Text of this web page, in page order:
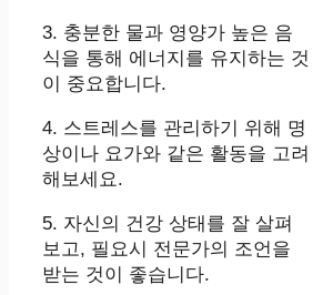
3. 충분한 물과 영양가 높은 음
식을 통해 에너지를 유지하는 것
이 중요합니다.
4. 스트레스를 관리하기 위해 명
상이나 요가와 같은 활동을 고려
해보세요.
5. 자신의 건강 상태를 잘 살펴
보고, 필요시 전문가의 조언을
받는 것이 좋습니다.